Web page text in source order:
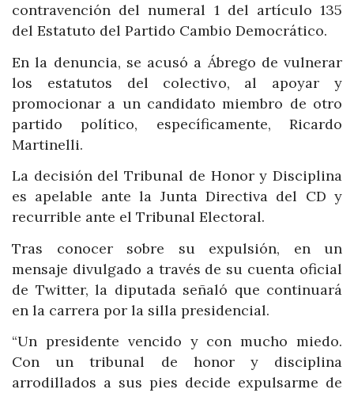
contravención del numeral 1 del artículo 135
del Estatuto del Partido Cambio Democrático.
En la denuncia, se acusó a Ábrego de vulnerar
los estatutos del colectivo, al apoyar y
promocionar a un candidato miembro de otro
partido político, específicamente, Ricardo
Martinelli.
La decisión del Tribunal de Honor y Disciplina
es apelable ante la Junta Directiva del CD y
recurrible ante el Tribunal Electoral.
Tras conocer sobre su expulsión, en un
mensaje divulgado a través de su cuenta oficial
de Twitter, la diputada señaló que continuará
en la carrera por la silla presidencial.
“Un presidente vencido y con mucho miedo.
Con un tribunal de honor y disciplina
arrodillados a sus pies decide expulsarme de